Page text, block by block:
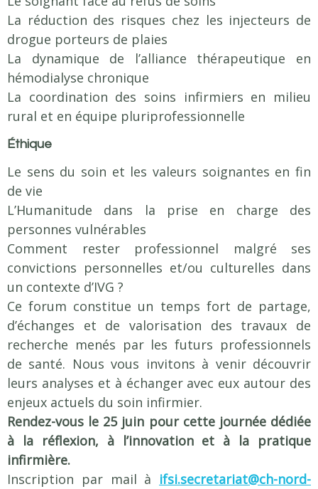
La réduction des risques chez les injecteurs de
drogue porteurs de plaies
La dynamique de l’alliance thérapeutique en
hémodialyse chronique
La coordination des soins infirmiers en milieu
rural et en équipe pluriprofessionnelle
Éthique
Le sens du soin et les valeurs soignantes en fin
de vie
L’Humanitude dans la prise en charge des
personnes vulnérables
Comment rester professionnel malgré ses
convictions personnelles et/ou culturelles dans
un contexte d’IVG ?
Ce forum constitue un temps fort de partage,
d’échanges et de valorisation des travaux de
recherche menés par les futurs professionnels
de santé. Nous vous invitons à venir découvrir
leurs analyses et à échanger avec eux autour des
enjeux actuels du soin infirmier.
Rendez-vous le 25 juin pour cette journée dédiée
à la réflexion, à l’innovation et à la pratique
infirmière.
Inscription par mail à ifsi.secretariat@ch-nord-